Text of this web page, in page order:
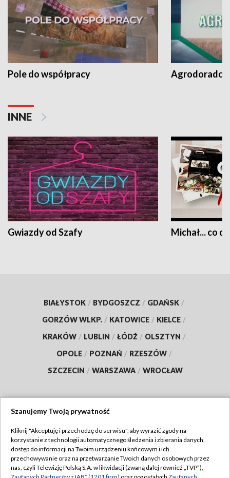
Pole do współpracy Agrodoradcy
INNE
Gwiazdy od Szafy Michał... co
BIAŁYSTOK / BYDGOSZCZ / GDAŃSK /
GORZÓW WLKP. / KATOWICE / KIELCE /
KRAKÓW / LUBLIN / ŁÓDŹ / OLSZTYN /
OPOLE / POZNAŃ / RZESZÓW /
SZCZECIN / WARSZAWA / WROCŁAW
TVP
Abonament TVP
Emisja w TVP
Regulamin TVP
Szanujemy Twoją prywatność
Kliknij "Akceptuję i przechodzę do serwisu", aby wyrazić zgody na
korzystanie z technologii automatycznego śledzenia i zbierania danych,
dostęp do informacji na Twoim urządzeniu końcowym i ich
przechowywanie oraz na przetwarzanie Twoich danych osobowych przez
nas, czyli Telewizję Polską S.A. w likwidacji (zwaną dalej również „TVP”),